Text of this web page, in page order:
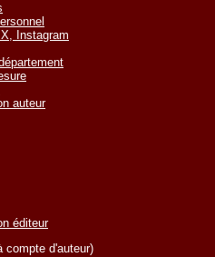
Instagram
auteur
éditeur
compte d'auteur)